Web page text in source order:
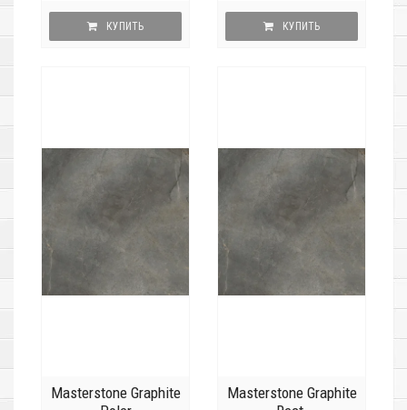
КУПИТЬ КУПИТЬ
Masterstone Graphite
Masterstone Graphite